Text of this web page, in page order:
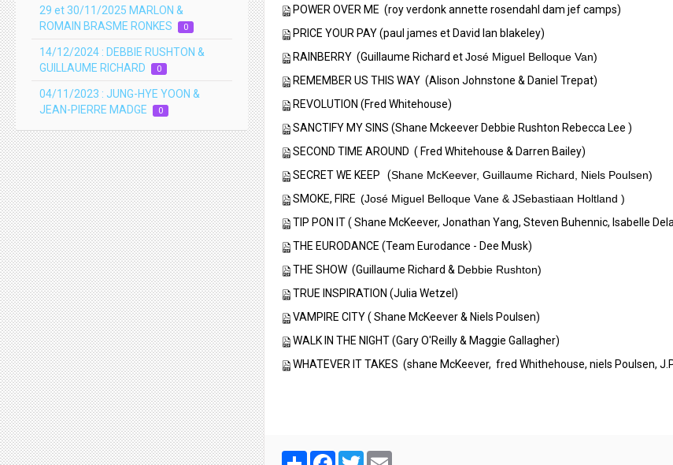
POWER OVER ME (roy verdonk annette rosendahl dam jef camps)
PRICE YOUR PAY (paul james et David Ian blakeley)
RAINBERRY (Guillaume Richard etJosé Miguel Belloque Van)
REMEMBER US THIS WAY (Alison Johnstone & Daniel Trepat)
REVOLUTION (Fred Whitehouse)
SANCTIFY MY SINS (Shane Mckeever Debbie Rushton Rebecca Lee )
SECOND TIME AROUND ( Fred Whitehouse & Darren Bailey)
SECRET WE KEEP (Shane McKeever, Guillaume Richard, Niels Poulsen)
SMOKE, FIRE (José Miguel Belloque Vane & JSebastiaan Holtland )
TIP PON IT( Shane McKeever, Jonathan Yang, Steven Buhennic, Isabelle
THE EURODANCE (Team Eurodance - Dee Musk)
THE SHOW (Guillaume Richard & Debbie Rushton)
TRUE INSPIRATION (Julia Wetzel)
VAMPIRE CITY ( Shane McKeever & Niels Poulsen)
WALK IN THE NIGHT (Gary O'Reilly & Maggie Gallagher)
WHATEVER IT TAKES (shane McKeever, fred Whithehouse, niels Poulsen,
PartagerFacebook
Twitter
29 et 30/11/2025 MARLON &
ROMAIN BRASME RONKES
0
14/12/2024 : DEBBIE RUSHTON &
GUILLAUME RICHARD
0
04/11/2023 : JUNG-HYE YOON &
JEAN-PIERRE MADGE
0